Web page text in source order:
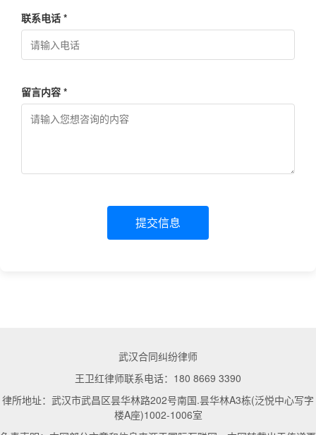
联系电话 *
留言内容 *
提交信息
武汉合同纠纷律师
王卫红律师联系电话：180 8669 3390
律所地址：武汉市武昌区昙华林路202号南国.昙华林A3栋(泛悦中心写字
楼A座)1002-1006室